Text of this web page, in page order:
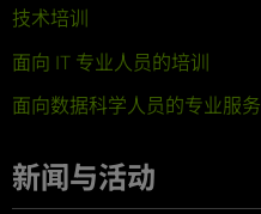
技术培训
面向 IT 专业人员的培训
面向数据科学人员的专业服务
新闻与活动